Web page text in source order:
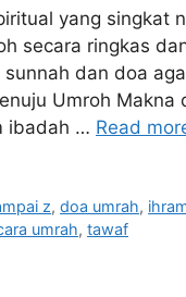
yang singkat
secara ringkas
dan doa
Umroh Makna
ibadah … Read
z,doa umrah,
umrah, tawaf